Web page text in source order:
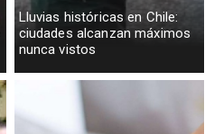
Lluvias históricas en Chile:
ciudades alcanzan máximos
nunca vistos